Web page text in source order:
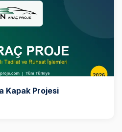
Kapak Projesi